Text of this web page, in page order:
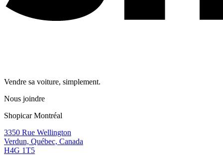
Vendre sa voiture, simplement.
Nous joindre
Shopicar Montréal
3350 Rue Wellington
Verdun, Québec, Canada
H4G 1T5